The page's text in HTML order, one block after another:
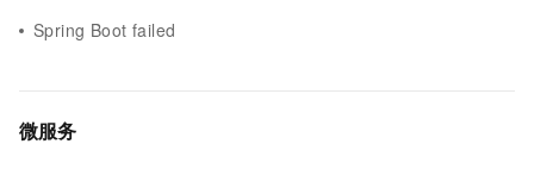
Spring Boot failed
微服务